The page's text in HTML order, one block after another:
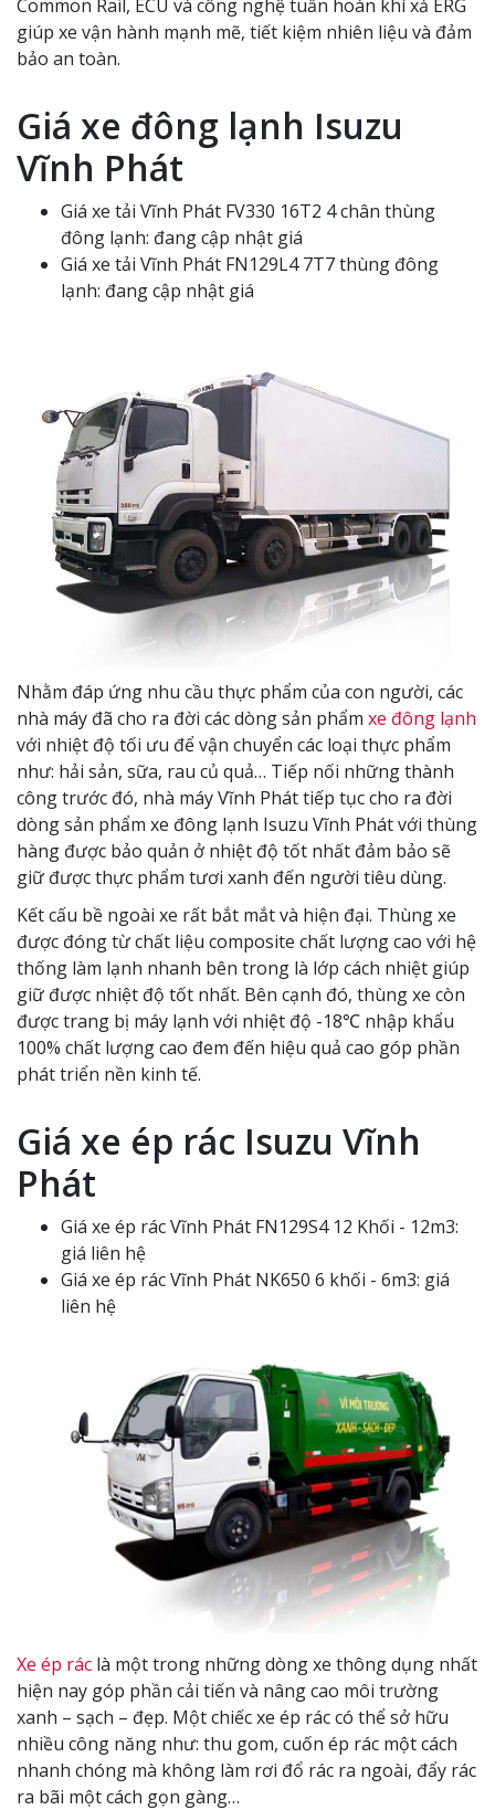
Common Rail, ECU và công nghệ tuần hoàn khí xả ERG
giúp xe vận hành mạnh mẽ, tiết kiệm nhiên liệu và đảm
bảo an toàn.
Giá xe đông lạnh Isuzu
Vĩnh Phát
Giá xe tải Vĩnh Phát FV330 16T2 4 chân thùng
đông lạnh: đang cập nhật giá
Giá xe tải Vĩnh Phát FN129L4 7T7 thùng đông
lạnh: đang cập nhật giá
Nhằm đáp ứng nhu cầu thực phẩm của con người, các
nhà máy đã cho ra đời các dòng sản phẩm xe đông lạnh
với nhiệt độ tối ưu để vận chuyển các loại thực phẩm
như: hải sản, sữa, rau củ quả… Tiếp nối những thành
công trước đó, nhà máy Vĩnh Phát tiếp tục cho ra đời
dòng sản phẩm xe đông lạnh Isuzu Vĩnh Phát với thùng
hàng được bảo quản ở nhiệt độ tốt nhất đảm bảo sẽ
giữ được thực phẩm tươi xanh đến người tiêu dùng.
Kết cấu bề ngoài xe rất bắt mắt và hiện đại. Thùng xe
được đóng từ chất liệu composite chất lượng cao với hệ
thống làm lạnh nhanh bên trong là lớp cách nhiệt giúp
giữ được nhiệt độ tốt nhất. Bên cạnh đó, thùng xe còn
được trang bị máy lạnh với nhiệt độ -18℃ nhập khẩu
100% chất lượng cao đem đến hiệu quả cao góp phần
phát triển nền kinh tế.
Giá xe ép rác Isuzu Vĩnh
Phát
Giá xe ép rác Vĩnh Phát FN129S4 12 Khối - 12m3:
giá liên hệ
Giá xe ép rác Vĩnh Phát NK650 6 khối - 6m3: giá
liên hệ
Xe ép rác là một trong những dòng xe thông dụng nhất
hiện nay góp phần cải tiến và nâng cao môi trường
xanh – sạch – đẹp. Một chiếc xe ép rác có thể sở hữu
nhiều công năng như: thu gom, cuốn ép rác một cách
nhanh chóng mà không làm rơi đổ rác ra ngoài, đẩy rác
ra bãi một cách gọn gàng…